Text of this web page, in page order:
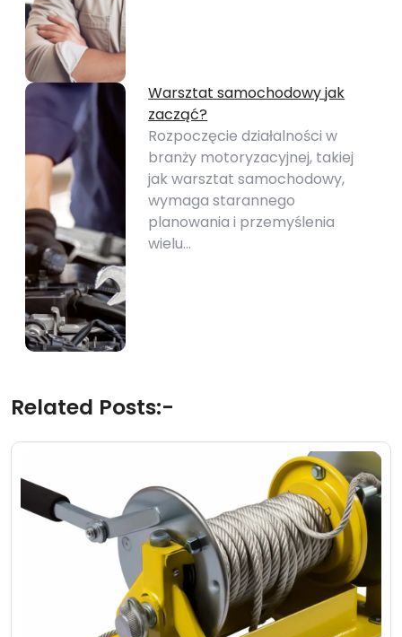
Warsztat samochodowy jak
zacząć?
Rozpoczęcie działalności w
branży motoryzacyjnej, takiej
jak warsztat samochodowy,
wymaga starannego
planowania i przemyślenia
wielu…
Related Posts:-